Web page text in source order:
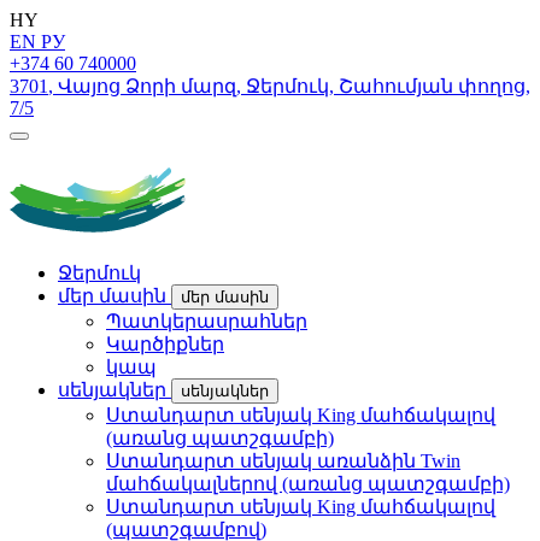
HY
EN РУ
+374 60 740000
3701 , Վայոց Ձորի մարզ, Ջերմուկ, Շահումյան փողոց,
7/5
Ջերմուկ
մեր մասին
մեր մասին
Պատկերասրահներ
Կարծիքներ
կապ
սենյակներ
սենյակներ
Ստանդարտ սենյակ King մահճակալով
(առանց պատշգամբի)
Ստանդարտ սենյակ առանձին Twin
մահճակալներով (առանց պատշգամբի)
Ստանդարտ սենյակ King մահճակալով
(պատշգամբով)